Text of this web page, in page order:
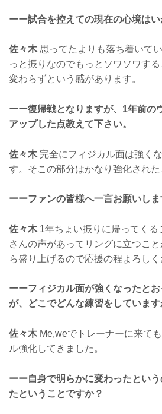
ーー試合を控えての現在の心境は
佐々木 思ってたよりも落ち着いて
っと振りなのでもっとソワソワす
変わらずという感があります。
ーー復帰戦となりますが、1年前の
アップした点教えて下さい。
佐々木 完全にフィジカル面は強く
す。そこの部分はかなり強化された
ーーファンの皆様へ一言お願いしま
佐々木 1年ちょい振りに帰ってく
さんの声があってリングに立つこ
ら盛り上げるので応援の程よろしく
ーーフィジカル面が強くなったと
が、どこでどんな練習をしています
佐々木 Me,weでトレーナーに来て
ル強化してきました。
ーー自身で明らかに変わったとい
たということですか？